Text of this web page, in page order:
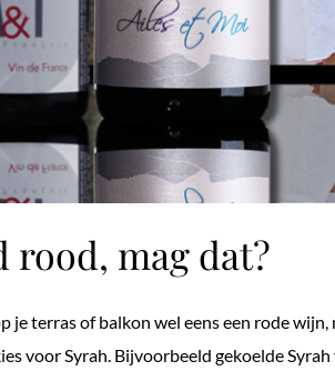
rood, mag dat?
je terras of balkon wel eens een rode
voor Syrah. Bijvoorbeeld gekoelde